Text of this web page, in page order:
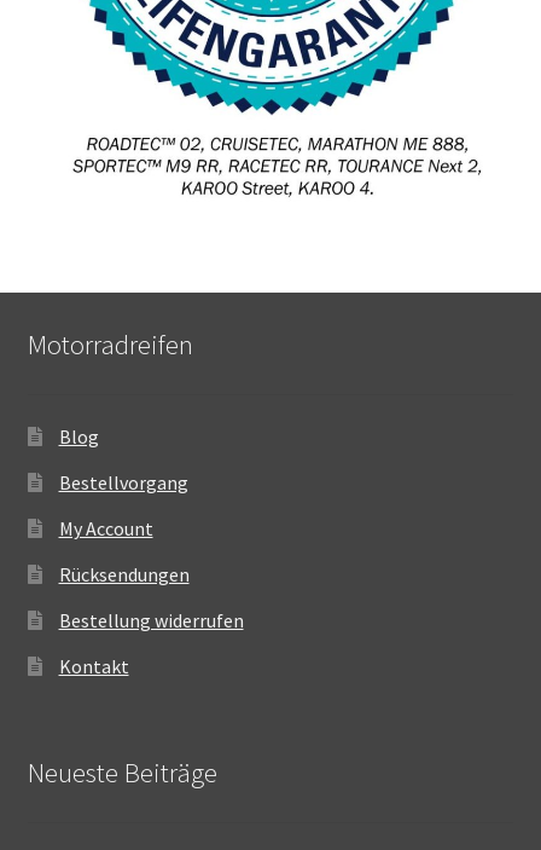
Motorradreifen
Blog
Bestellvorgang
My Account
Rücksendungen
Bestellung widerrufen
Kontakt
Neueste Beiträge